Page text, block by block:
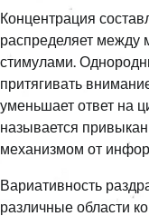
Концентрация
распределяет между
стимулами.
притягивать
уменьшает ответ на
называется
механизмом от
Вариативность
различные области